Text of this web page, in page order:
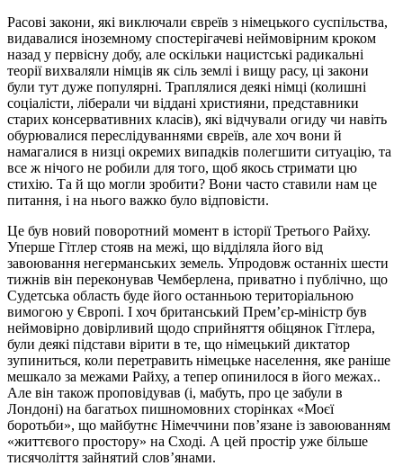
Расові закони, які виключали євреїв з німецького суспільства,
видавалися іноземному спостерігачеві неймовірним кроком
назад у первісну добу, але оскільки нацистські радикальні
теорії вихваляли німців як сіль землі і вищу расу, ці закони
були тут дуже популярні. Траплялися деякі німці (колишні
соціалісти, ліберали чи віддані християни, представники
старих консервативних класів), які відчували огиду чи навіть
обурювалися переслідуваннями євреїв, але хоч вони й
намагалися в низці окремих випадків полегшити ситуацію, та
все ж нічого не робили для того, щоб якось стримати цю
стихію. Та й що могли зробити? Вони часто ставили нам це
питання, і на нього важко було відповісти.
Це був новий поворотний момент в історії Третього Райху.
Уперше Гітлер стояв на межі, що відділяла його від
завоювання негерманських земель. Упродовж останніх шести
тижнів він переконував Чемберлена, приватно і публічно, що
Судетська область буде його останньою територіальною
вимогою у Європі. І хоч британський Прем’єр-міністр був
неймовірно довірливий щодо сприйняття обіцянок Гітлера,
були деякі підстави вірити в те, що німецький диктатор
зупиниться, коли перетравить німецьке населення, яке раніше
мешкало за межами Райху, а тепер опинилося в його межах..
Але він також проповідував (і, мабуть, про це забули в
Лондоні) на багатьох пишномовних сторінках «Моєї
боротьби», що майбутнє Німеччини пов’язане із завоюванням
«життєвого простору» на Сході. А цей простір уже більше
тисячоліття зайнятий слов’янами.